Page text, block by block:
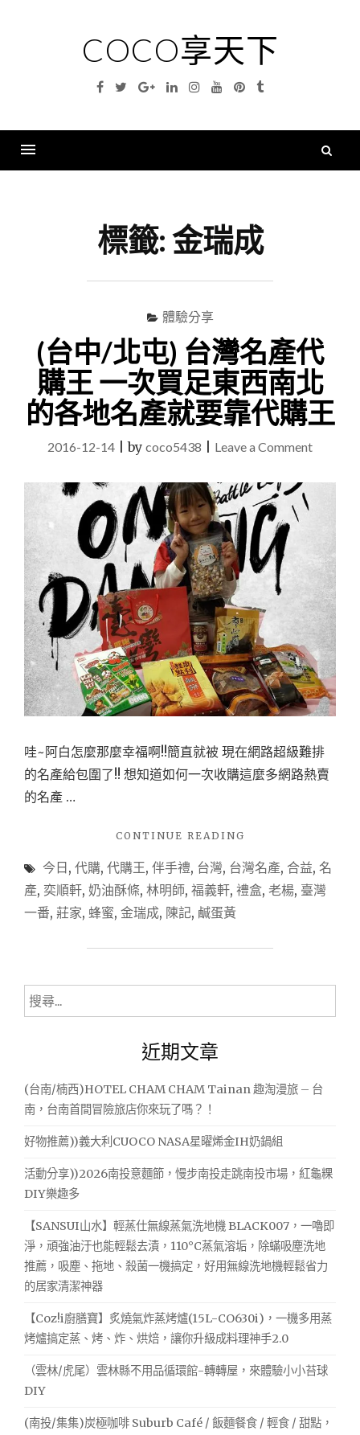
COCO享天下
Facebook
TwitterGoogleLinkedinInstagramYouTubePinterest
Tumblr
標籤:金瑞成
體驗分享
(台中/北屯) 台灣名產代
購王 一次買足東西南北
的各地名產就要靠代購王
2016-12-14 |by coco5438 Leave a Commenton
台
名
產
代
購
王
一
買
足
北
的
產
購
哇~阿白怎麼那麼幸福啊!!簡直就被 現在網路超級難排
的名產給包圍了!! 想知道如何一次收購這麼多網路熱賣
的名產 …
CONTINUE READING
中/
北
代
王
足
南
的
名
產
就
要
購
王"
今日, 代購, 代購王, 伴手禮, 台灣, 台灣名產, 合益, 名
產, 奕順軒, 奶油酥條, 林明師, 福義軒, 禮盒, 老楊, 臺灣
一番, 莊家, 蜂蜜, 金瑞成, 陳記, 鹹蛋黃
搜
尋
近期文章
(台南/楠西)HOTEL CHAM CHAM Tainan 趣淘漫旅 – 台
南，台南首間冒險旅店你來玩了嗎？！
好物推薦))義大利CUOCO NASA星曜烯金IH奶鍋組
活動分享))2026南投意麵節，慢步南投走跳南投市場，紅龜粿
DIY樂趣多
【SANSUI山水】輕蒸仕無線蒸氣洗地機 BLACK007，一嚕即
淨，頑強油汙也能輕鬆去漬，110°C蒸氣溶垢，除蟎吸塵洗地
推薦，吸塵、拖地、殺菌一機搞定，好用無線洗地機輕鬆省力
的居家清潔神器
【Coz!i廚膳寶】炙燒氣炸蒸烤爐(15L-CO630i)，一機多用蒸
烤爐搞定蒸、烤、炸、烘焙，讓你升級成料理神手2.0
（雲林/虎尾）雲林縣不用品循環館-轉轉屋，來體驗小小苔球
DIY
(南投/集集)炭極咖啡 Suburb Café / 飯麵餐食 / 輕食 / 甜點，